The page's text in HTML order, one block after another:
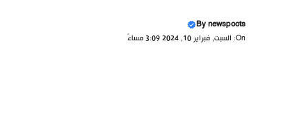
Bynewspoots
On: السبت, فبراير 10, 2024 3:09 مساءً